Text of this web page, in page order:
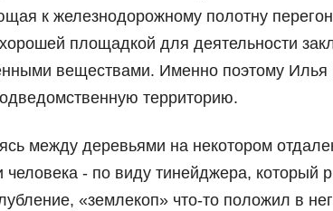
к железнодорожному полотну
площадкой для деятельности
веществами. Именно поэтому
территорию.
между деревьями на некотором
человека - по виду тинейджера, который
«землекоп» что-то положил в